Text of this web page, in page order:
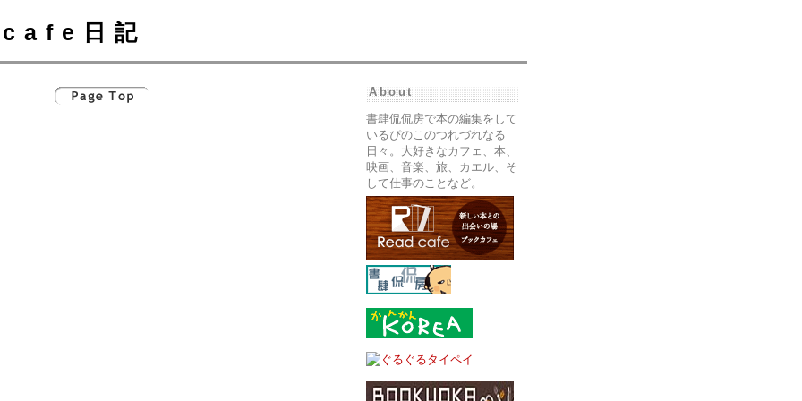
cafe日記
About
書肆侃侃房で本の編集をして
いるぴのこのつれづれなる
日々。大好きなカフェ、本、
映画、音楽、旅、カエル、そ
して仕事のことなど。